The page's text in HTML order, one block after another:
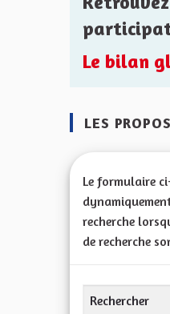
Le bilan
LES
Le formulaire
recherche
de recherche